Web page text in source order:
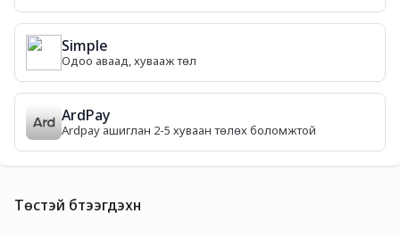
Simple
Одоо аваад, хувааж төл
ArdPay
Ardpay ашиглан 2-5 хуваан төлөх боломжтой
Төстэй бүтээгдэхүүн